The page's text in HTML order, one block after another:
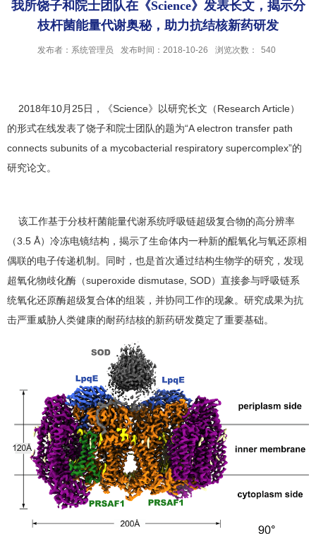
我所饶子和院士团队在《Science》发表长文，揭示分
枝杆菌能量代谢奥秘，助力抗结核新药研发
发布者：系统管理员 发布时间：2018-10-26 浏览次数： 540
2018年10月25日，《Science》以研究长文（Research Article）
的形式在线发表了饶子和院士团队的题为“A electron transfer path
connects subunits of a mycobacterial respiratory supercomplex”的
研究论文。
该工作基于分枝杆菌能量代谢系统呼吸链超级复合物的高分辨率
（3.5 Å）冷冻电镜结构，揭示了生命体内一种新的醌氧化与氧还原相
偶联的电子传递机制。同时，也是首次通过结构生物学的研究，发现
超氧化物歧化酶（superoxide dismutase, SOD）直接参与呼吸链系
统氧化还原酶超级复合体的组装，并协同工作的现象。研究成果为抗
击严重威胁人类健康的耐药结核的新药研发奠定了重要基础。